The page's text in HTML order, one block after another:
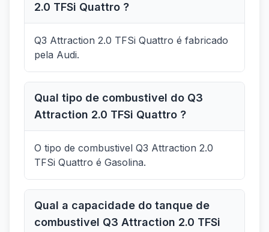
2.0 TFSi Quattro ?
Q3 Attraction 2.0 TFSi Quattro é fabricado
pela Audi.
Qual tipo de combustivel do Q3
Attraction 2.0 TFSi Quattro ?
O tipo de combustivel Q3 Attraction 2.0
TFSi Quattro é Gasolina.
Qual a capacidade do tanque de
combustivel Q3 Attraction 2.0 TFSi